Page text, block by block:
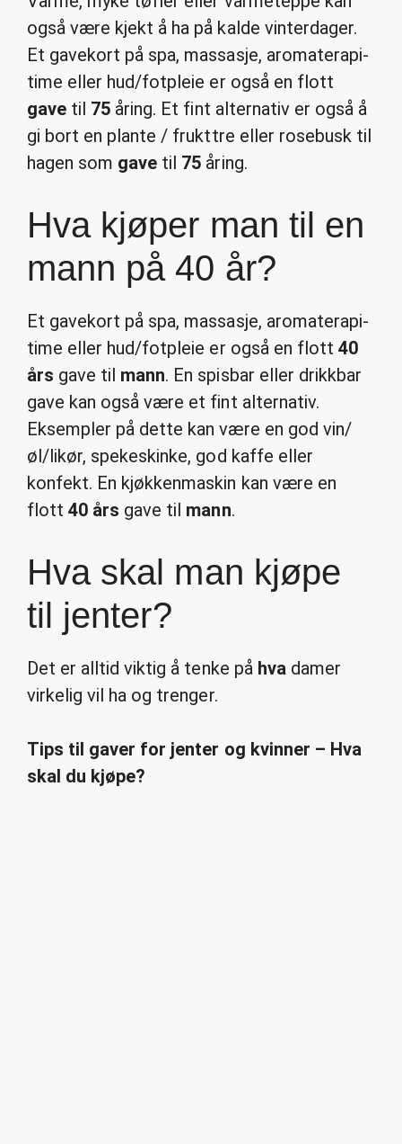
også være kjekt å ha på kalde vinterdager.
Et gavekort på spa, massasje, aromaterapi-
time eller hud/fotpleie er også en flott
gave til 75 åring. Et fint alternativ er også å
gi bort en plante / frukttre eller rosebusk til
hagen som gave til 75 åring.
Hva kjøper man til en
mann på 40 år?
Et gavekort på spa, massasje, aromaterapi-
time eller hud/fotpleie er også en flott 40
års gave til mann. En spisbar eller drikkbar
gave kan også være et fint alternativ.
Eksempler på dette kan være en god vin/
øl/likør, spekeskinke, god kaffe eller
konfekt. En kjøkkenmaskin kan være en
flott40 års gave til mann.
Hva skal man kjøpe
til jenter?
Det er alltid viktig å tenke på hvadamer
virkelig vil ha og trenger.
Tips til gaver for jenter og kvinner – Hva
skal du kjøpe?